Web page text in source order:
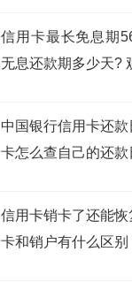
信用卡最长免息期
无息还款期多少天?
中国银行信用卡还
卡怎么查自己的还款
信用卡销卡了还能
卡和销户有什么区别